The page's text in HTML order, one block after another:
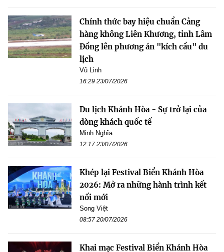
Chính thức bay hiệu chuẩn Cảng
hàng không Liên Khương, tỉnh Lâm
Đồng lên phương án "kích cầu" du
lịch
Vũ Linh
16:29 23/07/2026
Du lịch Khánh Hòa - Sự trở lại của
dòng khách quốc tế
Minh Nghĩa
12:17 23/07/2026
Khép lại Festival Biển Khánh Hòa
2026: Mở ra những hành trình kết
nối mới
Song Việt
08:57 20/07/2026
Khai mạc Festival Biển Khánh Hòa